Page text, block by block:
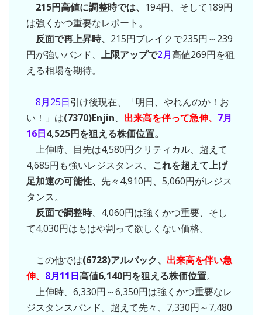
215円高値に調整時では、 194円、そして189円
は強くかつ重要なレポート。
反面で再上昇時、 215円ブレイクで235円～239
円が強いバンド、 上限アップで2月高値269円を狙
える相場を期待。
8月25日引け後現在、「明日、やれんのか！お
い！」は(7370)Enjin、 出来高を伴って急伸、 7月
16日4,525円を狙える株価位置。
上伸時、目先は4,580円クリティカル、超えて
4,685円も強いレジスタンス、 これを超えて上げ
足加速の可能性、 先々4,910円、5,060円がレジス
タンス。
反面で調整時、4,060円は強くかつ重要、そし
て4,030円はもはや割って欲しくない価格。
この他では(6728)アルバック、 出来高を伴い急
伸、 8月11日高値6,140円を狙える株価位置。
上伸時、6,330円～6,350円は強くかつ重要なレ
ジスタンスバンド。超えて先々、7,330円～7,480